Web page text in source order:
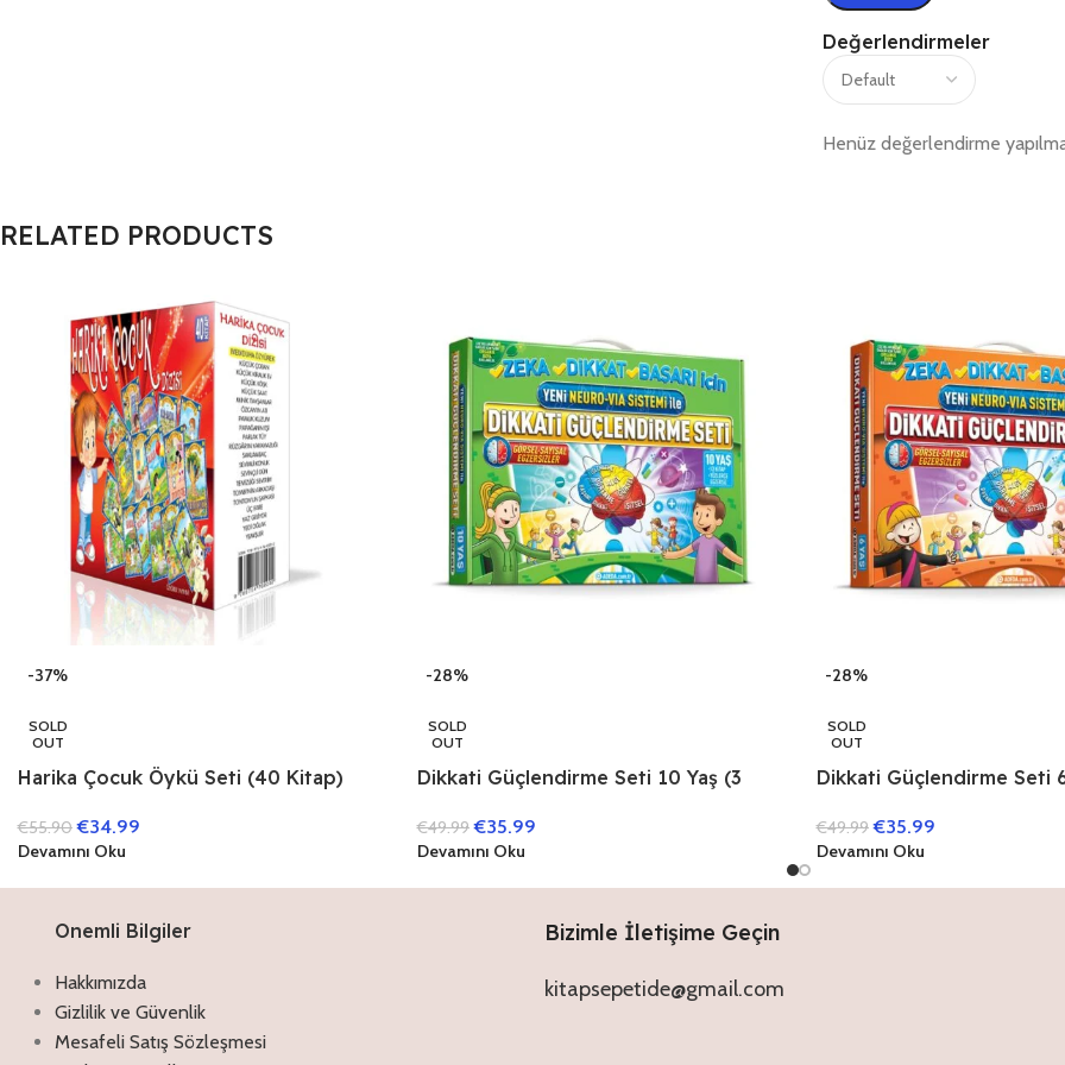
Değerlendirmeler
Henüz değerlendirme
RELATED PRODUCTS
-37%
SOLD
OUT
Harika Çocuk Öykü Seti (40 Kitap)
€55.90 €34.99
Devamını Oku
-28%
SOLD
OUT
Dikkati Güçlendirme Seti 10 Yaş (3
€49.99 €35.99
Devamını Oku
-28%
SOLD
OUT
Dikkati Güçlendirme Seti
€49.99 €35.99
Devamını Oku
Onemli Bilgiler
Hakkımızda
Gizlilik ve Güvenlik
Mesafeli Satış Sözleşmesi
Bizimle İletişime Geçin
kitapsepetide@gmail.com